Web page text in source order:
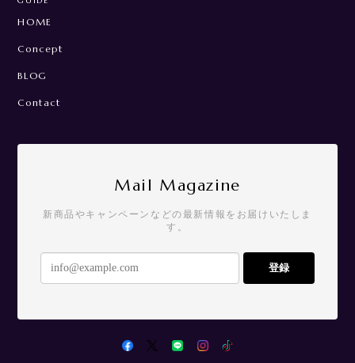
HOME
Concept
BLOG
Contact
Mail Magazine
新商品やキャンペーンなどの最新情報をお届けいたしま
す。
登録